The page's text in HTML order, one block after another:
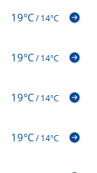
19°C/14°C
19°C/14°C
19°C/14°C
19°C/14°C